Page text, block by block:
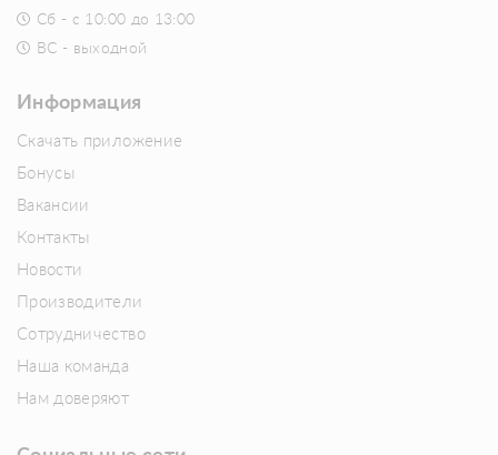
Сб - с 10:00 до 13:00
ВС - выходной
Информация
Скачать приложение
Бонусы
Вакансии
Контакты
Новости
Производители
Сотрудничество
Наша команда
Нам доверяют